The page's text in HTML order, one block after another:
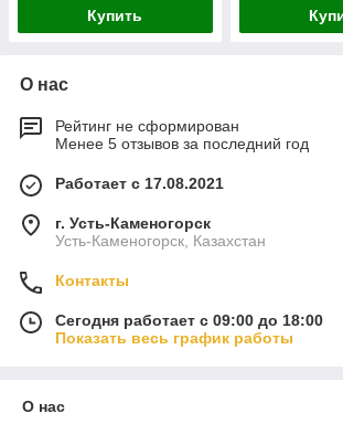
Купить
О нас
Рейтинг не сформирован
Менее 5 отзывов за последний год
Работает с 17.08.2021
г. Усть-Каменогорск
Усть-Каменогорск, Казахстан
Контакты
Сегодня работает с 09:00 до 18:00
Показать весь график работы
О нас